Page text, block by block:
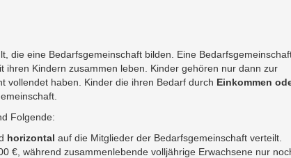
die eine Bedarfsgemeinschaft bilden. Eine
Kindern zusammen leben. Kinder gehören nur dann zur
vollendet haben. Kinder die ihren Bedarf durch Einkommen
Folgende:
horizontal auf die Mitglieder der Bedarfsgemeinschaft verteilt.
€, während zusammenlebende volljährige Erwachsene nur